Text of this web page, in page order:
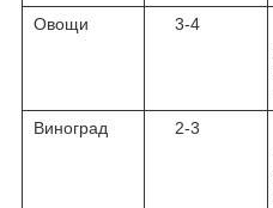
Овощи 3-4
Виноград 2-3